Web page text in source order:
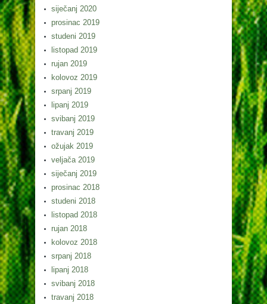
siječanj 2020
prosinac 2019
studeni 2019
listopad 2019
rujan 2019
kolovoz 2019
srpanj 2019
lipanj 2019
svibanj 2019
travanj 2019
ožujak 2019
veljača 2019
siječanj 2019
prosinac 2018
studeni 2018
listopad 2018
rujan 2018
kolovoz 2018
srpanj 2018
lipanj 2018
svibanj 2018
travanj 2018